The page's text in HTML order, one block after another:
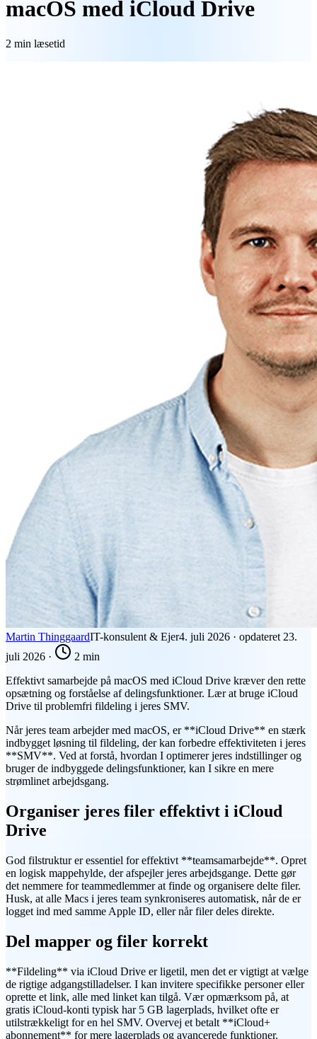
macOS med iCloud Drive
2 min læsetid
Martin ThinggaardIT-konsulent & Ejer4. juli 2026 · opdateret 23.
juli 2026 ·
2 min
Effektivt samarbejde på macOS med iCloud Drive kræver den rette
opsætning og forståelse af delingsfunktioner. Lær at bruge iCloud
Drive til problemfri fildeling i jeres SMV.
Når jeres team arbejder med macOS, er **iCloud Drive** en stærk
indbygget løsning til fildeling, der kan forbedre effektiviteten i jeres
**SMV**. Ved at forstå, hvordan I optimerer jeres indstillinger og
bruger de indbyggede delingsfunktioner, kan I sikre en mere
strømlinet arbejdsgang.
Organiser jeres filer effektivt i iCloud
Drive
God filstruktur er essentiel for effektivt **teamsamarbejde**. Opret
en logisk mappehylde, der afspejler jeres arbejdsgange. Dette gør
det nemmere for teammedlemmer at finde og organisere delte filer.
Husk, at alle Macs i jeres team synkroniseres automatisk, når de er
logget ind med samme Apple ID, eller når filer deles direkte.
Del mapper og filer korrekt
**Fildeling** via iCloud Drive er ligetil, men det er vigtigt at vælge
de rigtige adgangstilladelser. I kan invitere specifikke personer eller
oprette et link, alle med linket kan tilgå. Vær opmærksom på, at
gratis iCloud-konti typisk har 5 GB lagerplads, hvilket ofte er
utilstrækkeligt for en hel SMV. Overvej et betalt **iCloud+
abonnement** for mere lagerplads og avancerede funktioner.